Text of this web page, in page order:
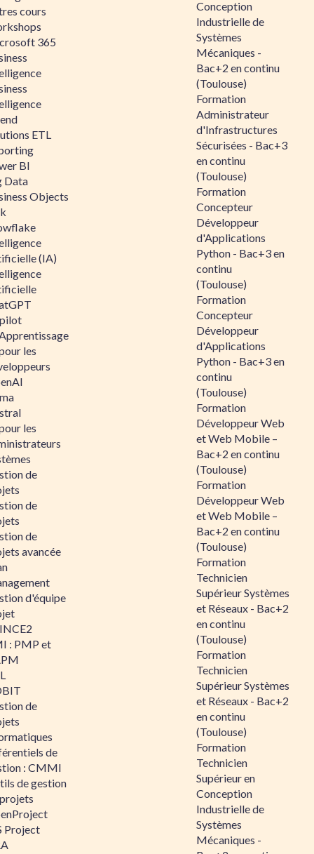
cours
365
ETL
BI
Data
Objects
(IA)
les
les
de
de
de
avancée
d'équipe
: PMP et
de
de
: CMMI
de gestion
Project
Conception
Industrielle de
Systèmes
Mécaniques -
Bac+2 en continu
(Toulouse)
Formation
Administrateur
d'Infrastructures
Sécurisées - Bac+3
en continu
(Toulouse)
Formation
Concepteur
Développeur
d'Applications
Python - Bac+3 en
continu
(Toulouse)
Formation
Concepteur
Développeur
d'Applications
Python - Bac+3 en
continu
(Toulouse)
Formation
Développeur Web
et Web Mobile –
Bac+2 en continu
(Toulouse)
Formation
Développeur Web
et Web Mobile –
Bac+2 en continu
(Toulouse)
Formation
Technicien
Supérieur Systèmes
et Réseaux - Bac+2
en continu
(Toulouse)
Formation
Technicien
Supérieur Systèmes
et Réseaux - Bac+2
en continu
(Toulouse)
Formation
Technicien
Supérieur en
Conception
Industrielle de
Systèmes
Mécaniques -